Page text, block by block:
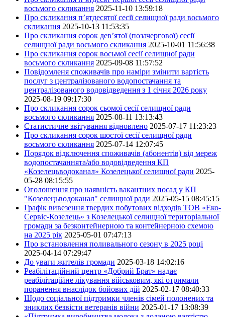
восьмого скликання 2025-11-10 13:59:18
Про скликання п’ятдесятої сесії селищної ради восьмого
скликання 2025-10-13 11:53:35
Про скликання сорок дев’ятої (позачергової) сесії
селищної ради восьмого скликання 2025-10-01 11:56:38
Про скликання сорок восьмої сесії селищної ради
восьмого скликання 2025-09-08 11:57:52
Повідомленя споживачів про наміри змінити вартість
послуг з централізованого водопостачання та
централізованого водовідведення з 1 січня 2026 року
2025-08-19 09:17:30
Про скликання сорок сьомої сесії селищної ради
восьмого скликання 2025-08-11 13:13:43
Статистичне звітування відновлено 2025-07-17 11:23:23
Про скликання сорок шостої сесії селищної ради
восьмого скликання 2025-07-14 12:07:45
Порядок відключення споживачів (абонентів) від мереж
водопостачаннята/або водовідведення КП
«Козелецьводоканал» Козелецької селищної ради 2025-
05-28 08:15:55
Оголошення про наявність вакантних посад у КП
"Козелецьводоканал" селищної ради 2025-05-15 08:45:15
Графік вивезення твердих побутових відходів ТОВ «Еко-
Сервіс-Козелець» з Козелецької селищної територіальної
громади за безконтейнерною та контейнерною схемою
на 2025 рік 2025-05-01 07:47:13
Про встановлення поливального сезону в 2025 році
2025-04-14 07:29:47
До уваги жителів громади 2025-03-18 14:02:16
Реабілітаційний центр «Добрий Брат» надає
реабілітаційне лікування військовим, які отримали
поранення внаслідок бойових дій 2025-02-17 08:40:33
Щодо соціальної підтримки членів сімей полонених та
зниклих безвісти ветеранів війни 2025-01-17 13:08:39